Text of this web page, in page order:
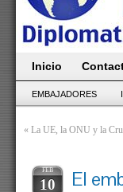
Inicio
EMBAJADORES
« La UE, la ONU y la
FEB
10
El